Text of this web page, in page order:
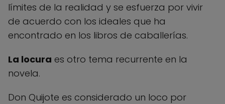
límites de la realidad y se esfuerza por vivir
de acuerdo con los ideales que ha
encontrado en los libros de caballerías.
La locura es otro tema recurrente en la
novela.
Don Quijote es considerado un loco por